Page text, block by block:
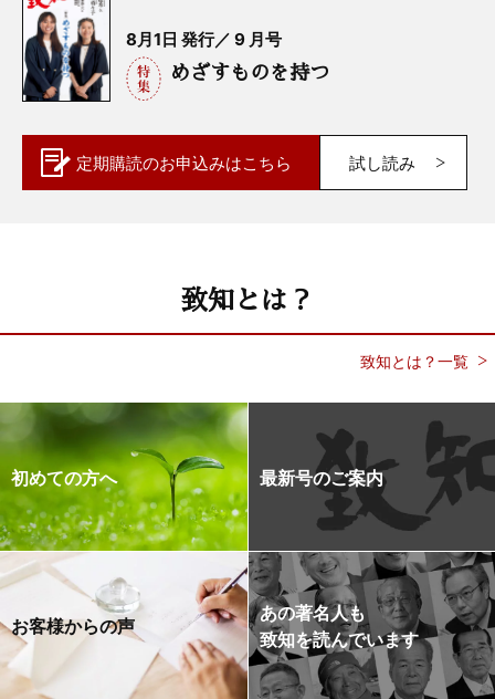
8月1日 発行／ 9 月号
めざすものを持つ
定期購読のお申込みはこちら 試し読み
致知とは？
致知とは？一覧
初めての方へ 最新号のご案内
お客様からの声
あの著名人も
致知を読んでいます